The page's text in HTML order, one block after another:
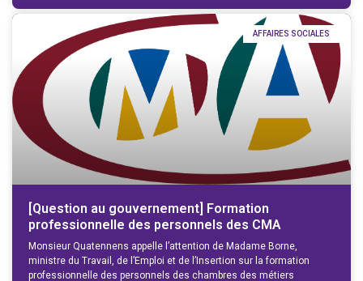
AFFAIRES SOCIALES
[Question au gouvernement] Formation
professionnelle des personnels des CMA
Monsieur Quatennens appelle l’attention de Madame Borne,
ministre du Travail, de l’Emploi et de l’Insertion sur la formation
professionnelle des personnels des chambres des métiers